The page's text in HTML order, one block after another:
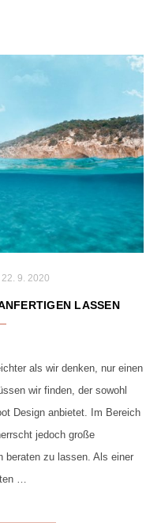
22. 9. 2020
LASSEN
als wir denken, nur einen
wir finden, der sowohl
Design anbietet. Im Bereich
jedoch große
beraten zu lassen. Als einer
…